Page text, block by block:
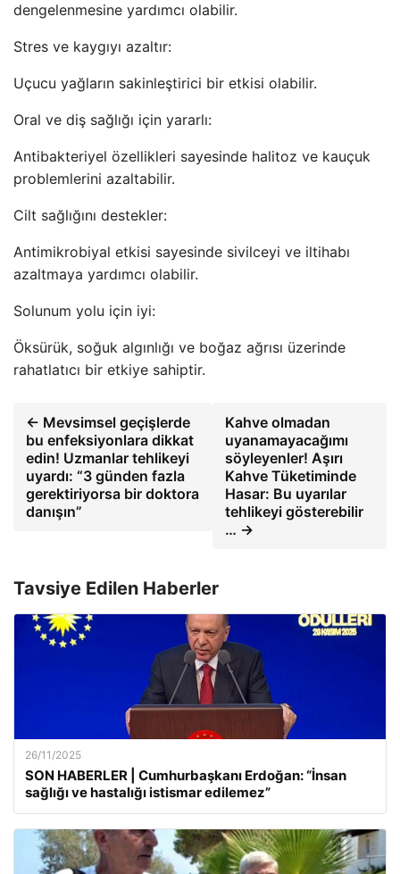
dengelenmesine yardımcı olabilir.
Stres ve kaygıyı azaltır:
Uçucu yağların sakinleştirici bir etkisi olabilir.
Oral ve diş sağlığı için yararlı:
Antibakteriyel özellikleri sayesinde halitoz ve kauçuk
problemlerini azaltabilir.
Cilt sağlığını destekler:
Antimikrobiyal etkisi sayesinde sivilceyi ve iltihabı
azaltmaya yardımcı olabilir.
Solunum yolu için iyi:
Öksürük, soğuk algınlığı ve boğaz ağrısı üzerinde
rahatlatıcı bir etkiye sahiptir.
← Mevsimsel geçişlerde
bu enfeksiyonlara dikkat
edin! Uzmanlar tehlikeyi
uyardı: “3 günden fazla
gerektiriyorsa bir doktora
danışın”
Kahve olmadan
uyanamayacağımı
söyleyenler! Aşırı
Kahve Tüketiminde
Hasar: Bu uyarılar
tehlikeyi gösterebilir
… →
Tavsiye Edilen Haberler
26/11/2025
SON HABERLER | Cumhurbaşkanı Erdoğan: “İnsan
sağlığı ve hastalığı istismar edilemez”